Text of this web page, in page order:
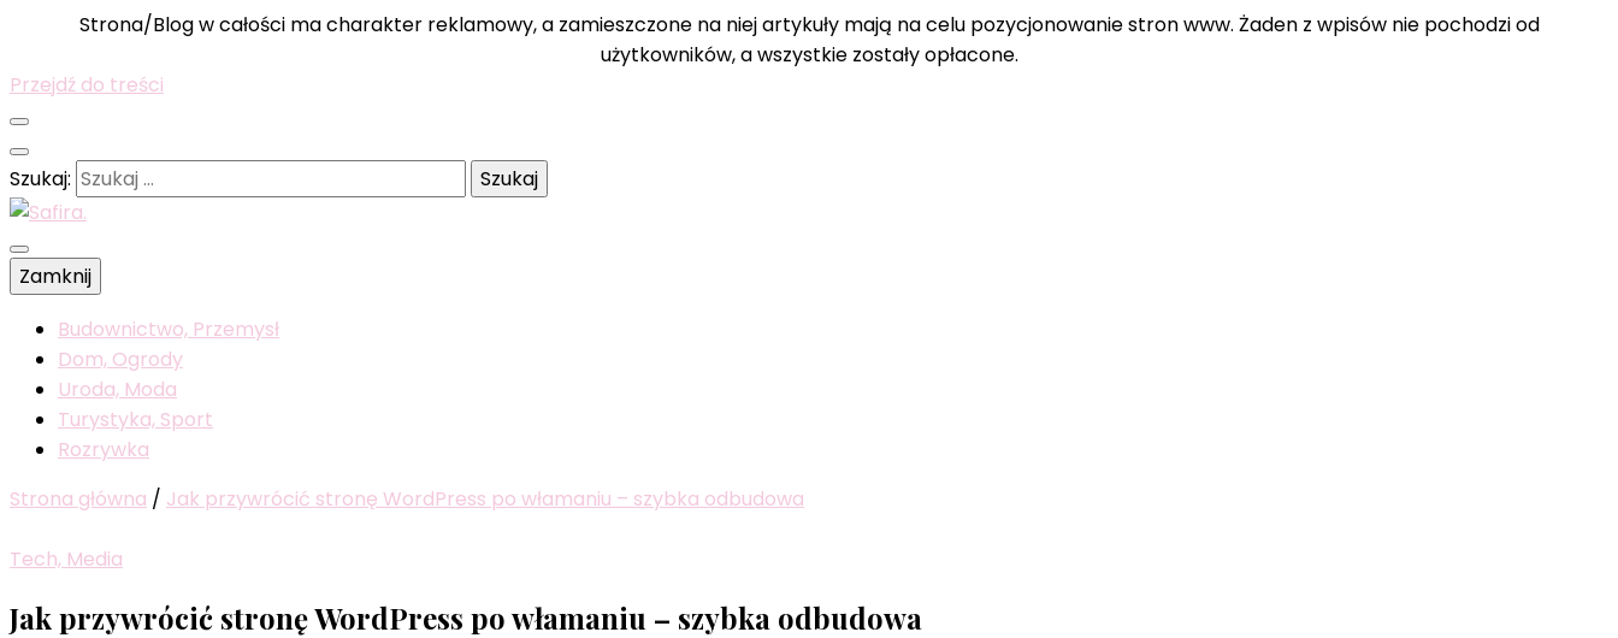
Strona/Blog w całości ma charakter reklamowy, a zamieszczone na niej artykuły mają na celu pozycjonowanie stron www. Żaden z wpisów nie pochodzi od
użytkowników, a wszystkie zostały opłacone.
Przejdź do treści
Szukaj:
Safira.
Wyselekcjonowane wiadomości dla was
Zamknij
Budownictwo, Przemysł
Dom, Ogrody
Uroda, Moda
Turystyka, Sport
Rozrywka
Strona główna / Jak przywrócić stronę WordPress po włamaniu – szybka odbudowa
Tech, Media
Jak przywrócić stronę WordPress po włamaniu – szybka odbudowa